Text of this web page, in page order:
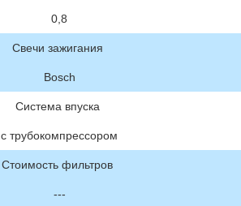
0,8
Свечи зажигания
Bosch
Система впуска
с трубокомпрессором
Стоимость фильтров
---